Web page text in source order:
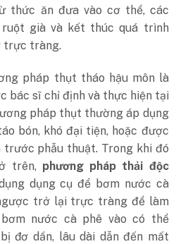
thức ăn đưa vào cơ thể, các
già và kết thúc quá trình
trực tràng.
pháp thụt tháo hậu môn là
bác sĩ chỉ định và thực hiện tại
pháp thụt thường áp dụng
bón, khó đại tiện, hoặc được
trước phẫu thuật. Trong khi đó
trên, phương pháp thải độc
dụng cụ để bơm nước cà
trở lại trực tràng để làm
bơm nước cà phê vào có thể
đơ dần, lâu dài dẫn đến mất